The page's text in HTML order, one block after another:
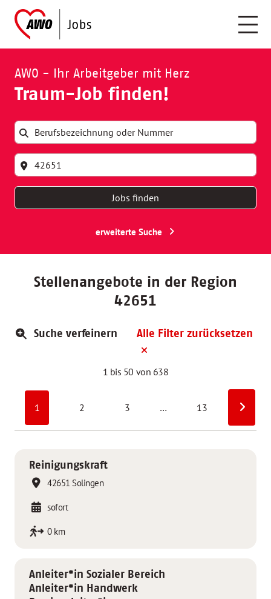
AWO - Ihr Arbeitgeber mit Herz
Traum-Job finden!
Jobs finden
erweiterte Suche
Stellenangebote in der Region
42651
Suche verfeinern Alle Filter zurücksetzen
1 bis 50 von 638
1 2 3 … 13
Reinigungskraft
42651 Solingen
sofort
0 km
Anleiter*in Sozialer Bereich
Anleiter*in Handwerk